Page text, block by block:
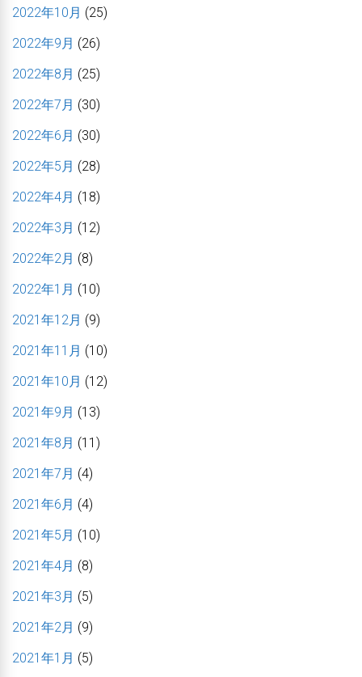
2022年10月 (25)
2022年9月 (26)
2022年8月 (25)
2022年7月 (30)
2022年6月 (30)
2022年5月 (28)
2022年4月 (18)
2022年3月 (12)
2022年2月 (8)
2022年1月 (10)
2021年12月 (9)
2021年11月 (10)
2021年10月 (12)
2021年9月 (13)
2021年8月 (11)
2021年7月 (4)
2021年6月 (4)
2021年5月 (10)
2021年4月 (8)
2021年3月 (5)
2021年2月 (9)
2021年1月 (5)